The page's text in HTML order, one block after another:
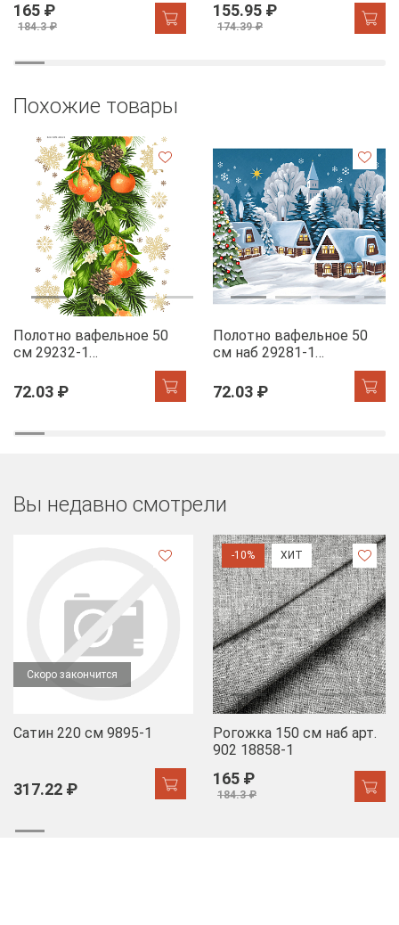
165 ₽
184.3 ₽
155.95 ₽
174.39 ₽
Похожие товары
Полотно вафельное 50
см 29232-1
Мандариновый коктель
72.03 ₽
Полотно вафельное 50
см наб 29281-1
72.03 ₽
Вы недавно смотрели
Скоро закончится
Сатин 220 см 9895-1
317.22 ₽
-10% ХИТ
Рогожка 150 см наб арт.
902 18858-1
165 ₽
184.3 ₽